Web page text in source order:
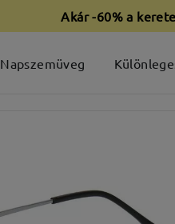
Akár -60% a
Napszemüveg